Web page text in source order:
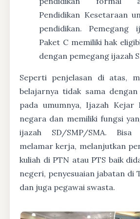
Pendidikan Kesetaraan
pendidikan. Pemegang
Paket C memiliki hak
dengan pemegang ijazah
Seperti penjelasan di atas,
belajarnya tidak sama
pada umumnya, Ijazah Kejar
negara dan memiliki fungsi
ijazah SD/SMP/SMA. Bisa
melamar kerja, melanjutkan
kuliah di PTN atau PTS baik
negeri, penyesuaian jabatan di
dan juga pegawai swasta.